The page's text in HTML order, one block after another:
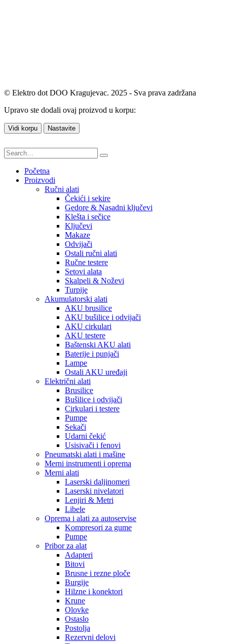
© Elektro dot DOO Kragujevac. 2025 - Sva prava zadržana
Upravo ste dodali ovaj proizvod u korpu:
Vidi korpu Nastavite
Početna
Proizvodi
Ručni alati
Čekići i sekire
Gedore & Nasadni ključevi
Klešta i sečice
Ključevi
Makaze
Odvijači
Ostali ručni alati
Ručne testere
Setovi alata
Skalpeli & Noževi
Turpije
Akumulatorski alati
AKU brusilice
AKU bušilice i odvijači
AKU cirkulari
AKU testere
Baštenski AKU alati
Baterije i punjači
Lampe
Ostali AKU uređaji
Električni alati
Brusilice
Bušilice i odvijači
Cirkulari i testere
Pumpe
Sekači
Udarni čekić
Usisivači i fenovi
Pneumatski alati i mašine
Merni instrumenti i oprema
Merni alati
Laserski daljinomeri
Laserski nivelatori
Lenjiri & Metri
Libele
Oprema i alati za autoservise
Kompresori za gume
Pumpe
Pribor za alat
Adapteri
Bitovi
Brusne i rezne ploče
Burgije
Hilzne i konektori
Krune
Olovke
Ostaslo
Postolja
Rezervni delovi